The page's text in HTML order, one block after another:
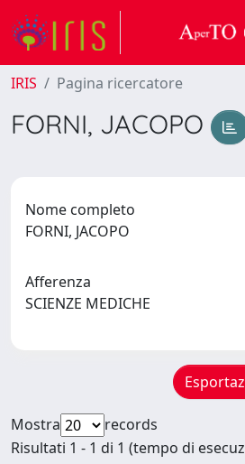
IRIS Pagina ricercatore
FORNI, JACOPO
Nome completo
FORNI, JACOPO
Afferenza
SCIENZE MEDICHE
Mostra
records
Risultati 1 - 1 di 1 (tempo di